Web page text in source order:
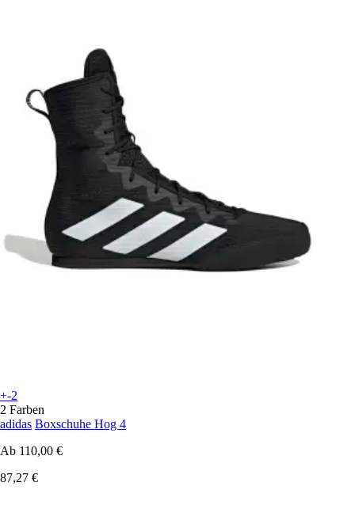
+-2
2 Farben
adidas Boxschuhe Hog 4
Ab 110,00 €
87,27 €